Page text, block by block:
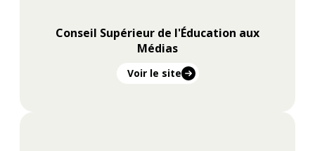
Conseil Supérieur de l'Éducation aux
Médias
Voir le site